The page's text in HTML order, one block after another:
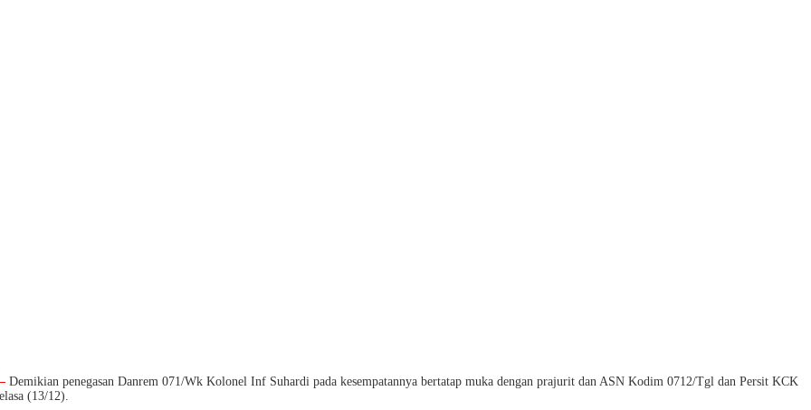
Demikian penegasan Danrem 071/Wk Kolonel Inf Suhardi pada kesempatannya bertatap muka dengan prajurit dan ASN Kodim 0712/Tgl dan Persit KCK
(13/12).